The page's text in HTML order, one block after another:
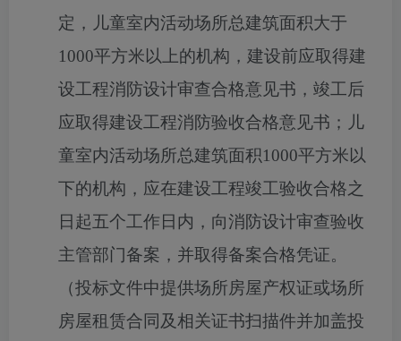
定，儿童室内活动场所总建筑面积大于
1000平方米以上的机构，建设前应取得建
设工程消防设计审查合格意见书，竣工后
应取得建设工程消防验收合格意见书；儿
童室内活动场所总建筑面积1000平方米以
下的机构，应在建设工程竣工验收合格之
日起五个工作日内，向消防设计审查验收
主管部门备案，并取得备案合格凭证。
（投标文件中提供场所房屋产权证或场所
房屋租赁合同及相关证书扫描件并加盖投